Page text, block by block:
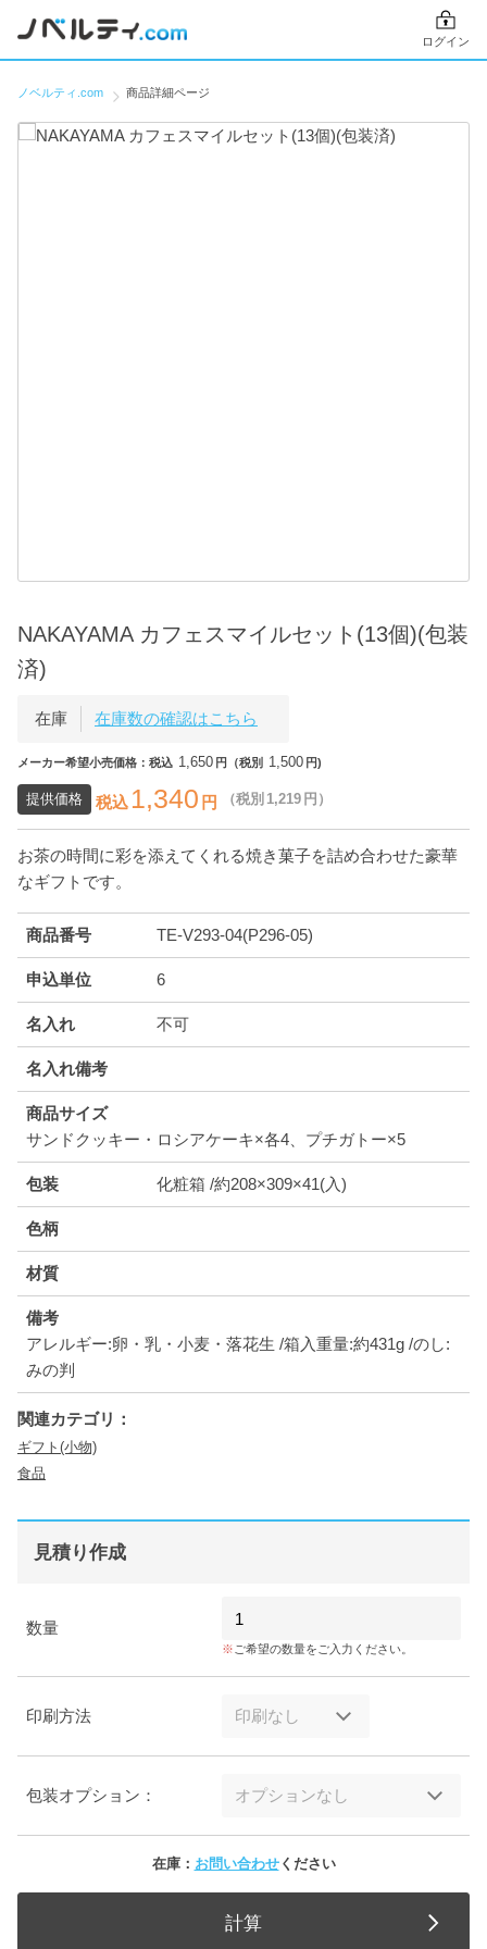
ログイン
ノベルティ.com 商品詳細ページ
NAKAYAMA カフェスマイルセット(13個)(包装
済)
在庫 在庫数の確認はこちら
メーカー希望小売価格：税込 1,650 円（税別 1,500 円)
提供価格 税込 1,340 円 （税別 1,219 円）
お茶の時間に彩を添えてくれる焼き菓子を詰め合わせた豪華
なギフトです。
商品番号 TE-V293-04(P296-05)
申込単位 6
名入れ 不可
名入れ備考
商品サイズ
サンドクッキー・ロシアケーキ×各4、プチガトー×5
包装 化粧箱 /約208×309×41(入)
色柄
材質
備考
アレルギー:卵・乳・小麦・落花生 /箱入重量:約431g /のし:
みの判
関連カテゴリ：
ギフト(小物)
食品
見積り作成
数量
ご希望の数量をご入力ください。
印刷方法
包装オプション：
在庫： お問い合わせください
計算